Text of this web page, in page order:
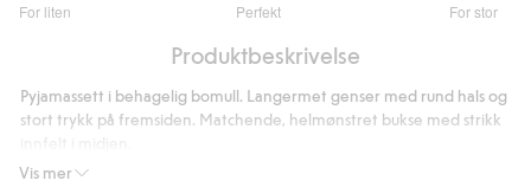
For liten Perfekt For stor
av
36
stemmer
Produktbeskrivelse
Vis mer
Pyjamassett i behagelig bomull. Langermet genser med rund hals og
stort trykk på fremsiden. Matchende, helmønstret bukse med strikk
Toppen inneholder 100 % økologisk bomull.